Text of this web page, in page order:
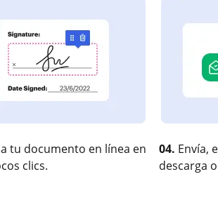
tu documento en línea en
clics.
04. Envía,
descarga